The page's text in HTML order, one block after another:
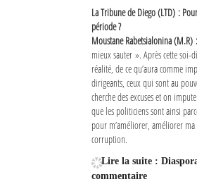
La Tribune de Diego (LTD) :
période ?
Moustane Rabetsialonina (M.R) :
mieux sauter ». Après cette soi-
réalité, de ce qu’aura comme
dirigeants, ceux qui sont au
cherche des excuses et on
que les politiciens sont ainsi
pour m’améliorer, améliorer
corruption.
Lire la suite :
commentaire